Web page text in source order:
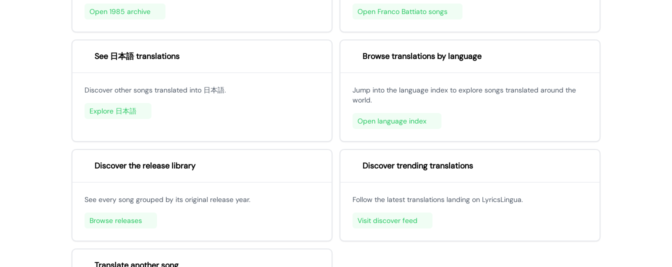
Open 1985 archive Open Franco Battiato songs
See 日本語 translations
Discover other songs translated into 日本語.
Explore 日本語
Browse translations by language
Jump into the language index to explore songs translated around the
world.
Open language index
Discover the release library
See every song grouped by its original release year.
Browse releases
Discover trending translations
Follow the latest translations landing on LyricsLingua.
Visit discover feed